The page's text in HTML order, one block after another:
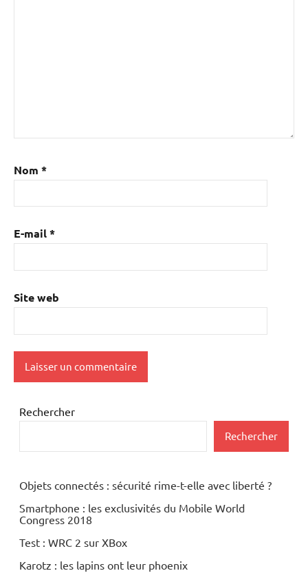
Nom *
E-mail*
Site web
Rechercher
Rechercher
Objets connectés : sécurité rime-t-elle avec liberté ?
Smartphone : les exclusivités du Mobile World
Congress 2018
Test : WRC 2 sur XBox
Karotz : les lapins ont leur phoenix